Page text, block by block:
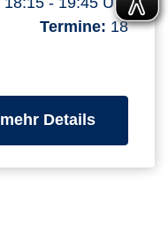
Termine: 18
mehr Detailszum